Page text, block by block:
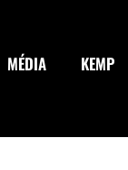
MÉDIA KEMP